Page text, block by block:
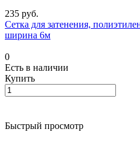
235 руб.
Сетка для затенения,
ширина 6м
0
Есть в наличии
Купить
Быстрый просмотр